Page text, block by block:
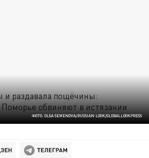
ФОТО: OLGA SEMENOVA/RUSSIAN LOOK/GLOBALLOOKPRESS